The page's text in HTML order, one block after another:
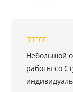
Небольшой
работы со